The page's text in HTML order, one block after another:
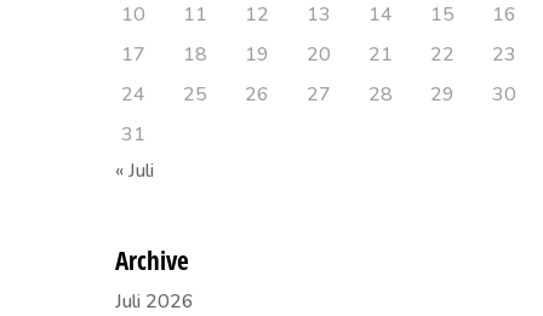
10
11 12 13 14 15
16
17
18 19 20 21 22
23
24
25 26 27 28 29
30
31
« Juli
Archive
Juli 2026